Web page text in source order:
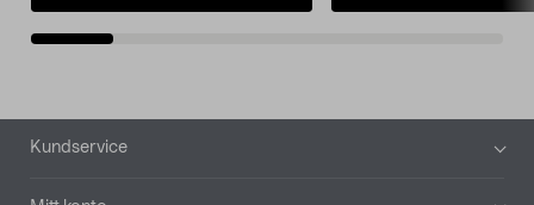
Sidfot
Kundservice